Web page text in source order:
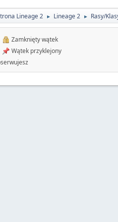
Lineage 2 ► Lineage 2 ► Rasy/
Zamknięty wątek
Wątek przyklejony